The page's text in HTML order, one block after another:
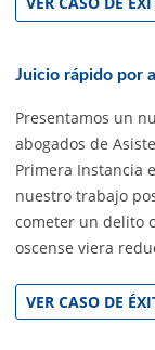
Juicio rápido por
Presentamos un
abogados de
Primera Instancia
nuestro trabajo
cometer un delito
oscense viera
VER CASO DE